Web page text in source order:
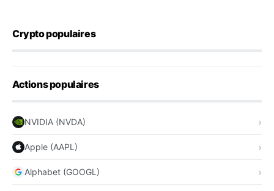
Crypto populaires
Actions populaires
NVIDIA (NVDA)
Apple (AAPL)
Alphabet (GOOGL)